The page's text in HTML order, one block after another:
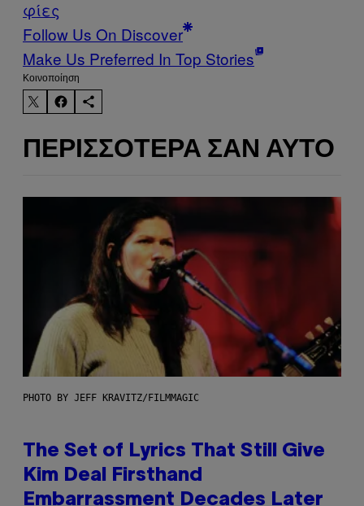
φίες
Follow Us On Discover
Make Us Preferred In Top Stories
Kοινοποίηση
ΠΕΡΙΣΣΌΤΕΡΑ ΣΑΝ ΑΥΤΌ
PHOTO BY JEFF KRAVITZ/FILMMAGIC
The Set of Lyrics That Still Give
Kim Deal Firsthand
Embarrassment Decades Later